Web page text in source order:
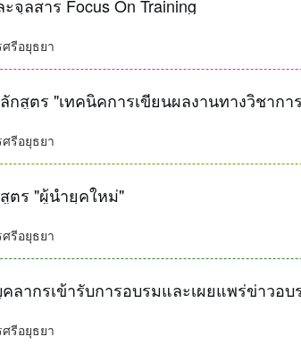
ลสาร Focus On Training
รีอยุธยา
กสูตร "เทคนิคการเขียนผลงานทางวิชากา
รีอยุธยา
ตร "ผู้นำยุคใหม่"
รีอยุธยา
ลากรเข้ารับการอบรมและเผยแพร่ข่าวอบ
รีอยุธยา